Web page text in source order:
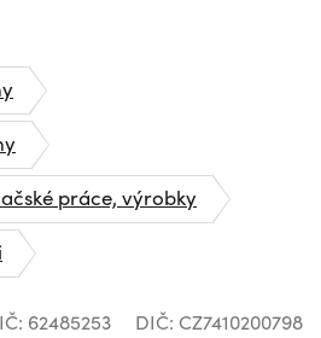
práce, výrobky
IČ: 62485253 DIČ: CZ7410200798